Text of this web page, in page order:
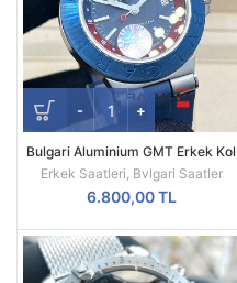
Bulgari Aluminium GMT Erkek Kol
Saati
Erkek Saatleri, Bvlgari Saatler
6.800,00TL